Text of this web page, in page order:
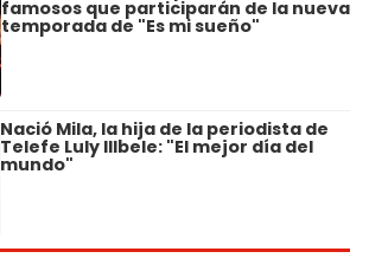
famosos que participarán de la nueva
temporada de "Es mi sueño"
Nació Mila, la hija de la periodista de
Telefe Luly Illbele: "El mejor día del
mundo"